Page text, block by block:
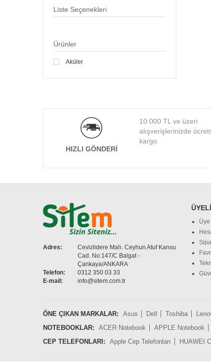
Liste Seçenekleri
Ürünler
Aküler
HIZLI GÖNDERI
10.000 TL ve üzeri
alışverişlerinizde
kargo
Adres:
Cevizlidere Mah. Ceyhun Atuf Kansu
Cad. No:147/C Balgat -
Çankaya/ANKARA
Telefon:
0312 350 03 33
E-mail:
info@sitem.com.tr
Üye
ÖNE ÇIKAN MARKALAR: Asus Dell Toshiba
NOTEBOOKLAR:
ACER Notebook APPLE Notebook
CEP TELEFONLARI:
Apple Cep Telefonları HUAWEI